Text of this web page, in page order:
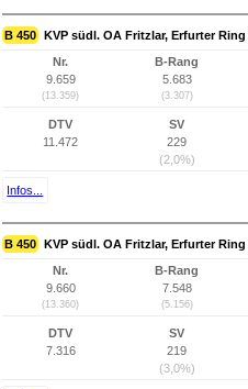
B 450 KVP südl. OA Fritzlar, Erfurter
Nr.
9.659
(13.359)
B-Rang
5.683
(3.307)
DTV
11.472
SV
229
(2,0%)
Infos...
B 450 KVP südl. OA Fritzlar, Erfurter
Nr.
9.660
(13.360)
B-Rang
7.548
(5.156)
DTV
7.316
SV
219
(3,0%)